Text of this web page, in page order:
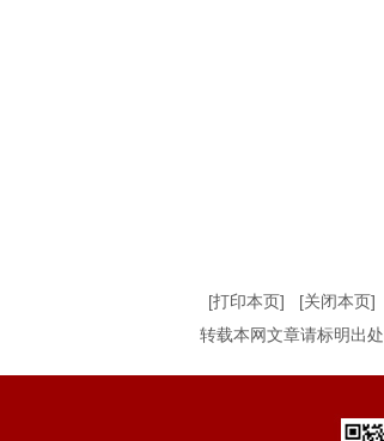
[打印本页]
[关闭本页]
转载本网文章请标明出处